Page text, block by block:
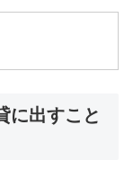
に出すこと